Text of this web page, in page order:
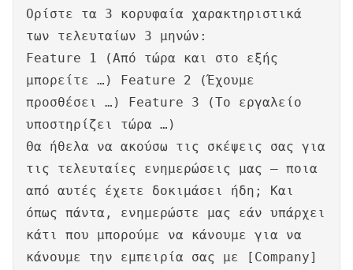
Ορίστε τα 3 κορυφαία χαρακτηριστικά
των τελευταίων 3 μηνών:
Feature 1 (Από τώρα και στο εξής
μπορείτε …) Feature 2 (Έχουμε
προσθέσει …) Feature 3 (Το εργαλείο
υποστηρίζει τώρα …)
Θα ήθελα να ακούσω τις σκέψεις σας για
τις τελευταίες ενημερώσεις μας – ποια
από αυτές έχετε δοκιμάσει ήδη; Και
όπως πάντα, ενημερώστε μας εάν υπάρχει
κάτι που μπορούμε να κάνουμε για να
κάνουμε την εμπειρία σας με [Company]